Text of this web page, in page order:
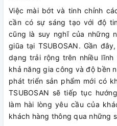
Việc mài bớt và tinh chỉnh
cần có sự sáng tạo với độ
cũng là suy nghĩ của những
giũa tại TSUBOSAN. Gần
dạng trải rộng trên nhiều
khả năng gia công và độ bền
phát triển sản phẩm mới có
TSUBOSAN sẽ tiếp tục
làm hài lòng yêu cầu của
khách hàng thông qua những